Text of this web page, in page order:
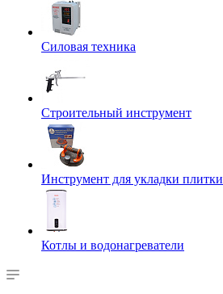
Силовая техника
Строительный инструмент
Инструмент для укладки плитки
Котлы и водонагреватели